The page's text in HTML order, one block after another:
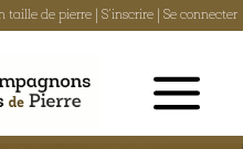
taille de pierre S'inscrire Se connecter